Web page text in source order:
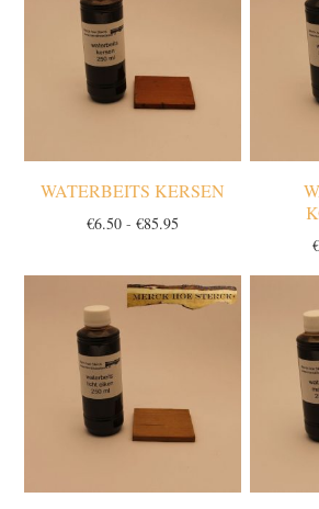
WATERBEITS KERSEN
€6.50 - €85.95Prijsklasse:
tot
€85.95
€